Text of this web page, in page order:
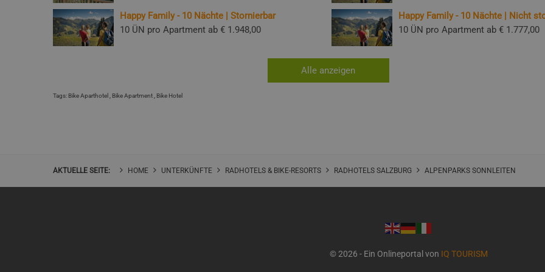
Happy Family - 10 Nächte | Stornierbar
10 ÜN pro Apartment ab € 1.948,00
Happy Family - 10 Nächte | Nicht
10 ÜN pro Apartment ab € 1.777,00
Alle anzeigen
Tags: Bike Aparthotel Bike Apartment Bike Hotel
AKTUELLE SEITE: HOME UNTERKÜNFTE RADHOTELS & BIKE-RESORTS RADHOTELS SALZBURG ALPENPARKS SONNLEITEN
© 2026 - Ein Onlineportal von IQ TOURISM